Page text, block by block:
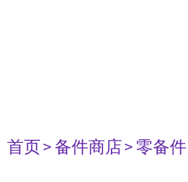
首页> 备件商店> 零备件